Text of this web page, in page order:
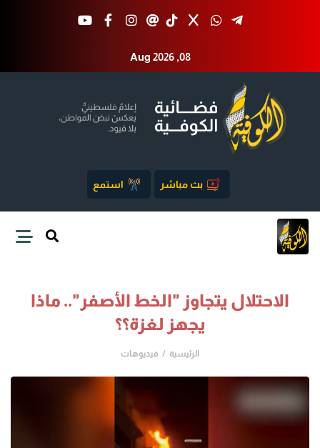
Aug 2026 ,08
بث مباشر استمع
الاحتلال يتجاوز "الخط الأصفر".. ماذا
يجهز لغزة؟؟
الرئيسية فيديوهات